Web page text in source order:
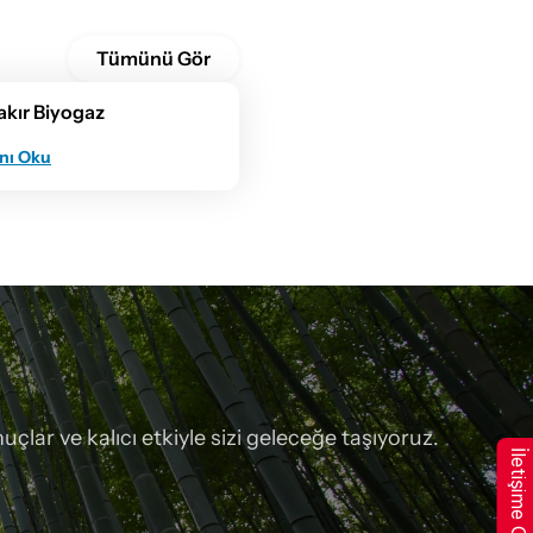
Tümünü Gör
Biyogaz
Oku
ve kalıcı etkiyle sizi geleceğe taşıyoruz.